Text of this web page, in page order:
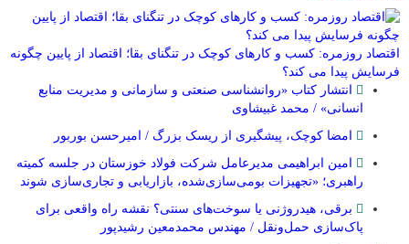
اقتصاد روزمره: کسب‌ و کارهای کوچک در تنگنای بقا؛ اقتصاد از پایین چگونه
فرسایش پیدا می کند؟
انتشار کتاب «روانشناسی صنعتی و سازمانی و مدیریت منابع
انسانی» / محمد غبیشاوی
امضا کوچک، پیشگیری از ریسک بزرگ / امیرحسن بوربور
امین ابراهیمی مدیرعامل شرکت فولاد خوزستان در جلسه کمیته
راهبری؛ «تجهیزات بومی‌سازی‌شده، بازاریابی و تجاری‌سازی شوند
برقی، هیدروژنی یا سوخت‌های سنتی؟ نقشه راه واقعی برای
پاک‌سازی حمل‌ونقل / مهندس محمدمعین رشیدپور